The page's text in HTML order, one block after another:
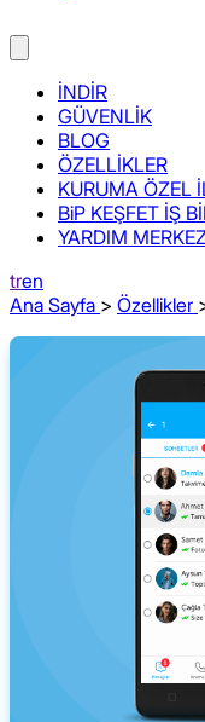
İNDİR
GÜVENLİK
BLOG
ÖZELLİKLER
KURUMA ÖZEL
BiP KEŞFET İŞ
YARDIM
tren
Ana Sayfa > Özellikler